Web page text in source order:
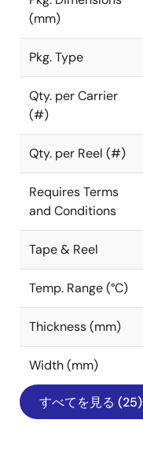
(mm)
Pkg. Type
Qty. per Carrier
(#)
Qty. per Reel (#)
Requires Terms
and Conditions
Tape & Reel
Temp. Range (°C)
Thickness (mm)
Width (mm)
すべてを見る (25)